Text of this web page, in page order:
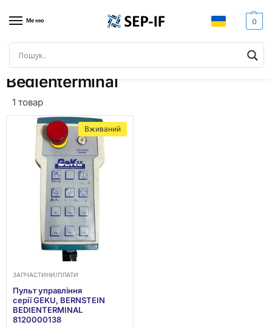
Меню 0
Головна
Bedienterminal
1 товар
Вживаний
ЗАПЧАСТИНИ/ПЛАТИ
Пульт управління
серії GEKU, BERNSTEIN
BEDIENTERMINAL
8120000138